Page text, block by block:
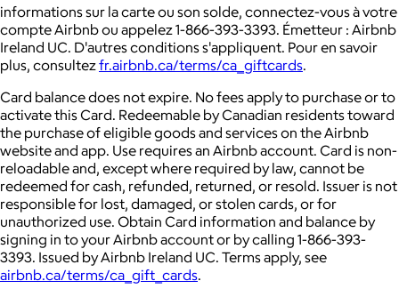
informations sur la carte ou son solde, connectez-vous à votre
compte Airbnb ou appelez 1-866-393-3393. Émetteur : Airbnb
Ireland UC. D'autres conditions s'appliquent. Pour en savoir
plus, consultezfr.airbnb.ca/terms/ca_giftcards.
Card balance does not expire. No fees apply to purchase or to
activate this Card. Redeemable by Canadian residents toward
the purchase of eligible goods and services on the Airbnb
website and app. Use requires an Airbnb account. Card is non-
reloadable and, except where required by law, cannot be
redeemed for cash, refunded, returned, or resold. Issuer is not
responsible for lost, damaged, or stolen cards, or for
unauthorized use. Obtain Card information and balance by
signing in to your Airbnb account or by calling 1-866-393-
3393. Issued by Airbnb Ireland UC. Terms apply, see
airbnb.ca/terms/ca_gift_cards.